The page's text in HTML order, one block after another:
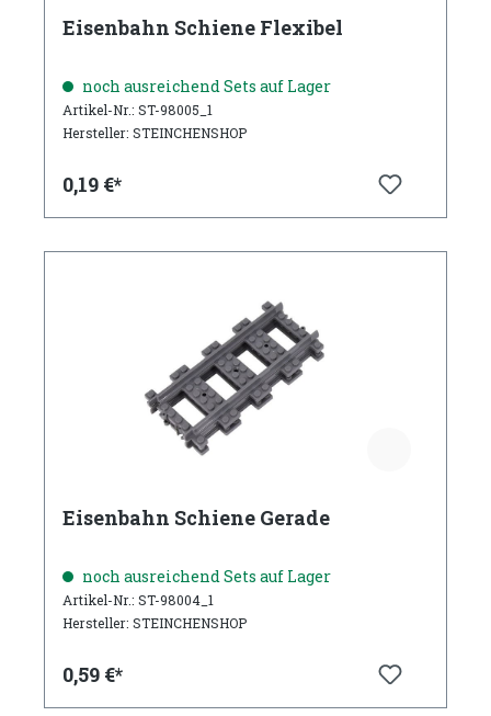
Eisenbahn Schiene Flexibel
noch ausreichend Sets auf Lager
Artikel-Nr.: ST-98005_1
Hersteller: STEINCHENSHOP
0,19 €*
Eisenbahn Schiene Gerade
noch ausreichend Sets auf Lager
Artikel-Nr.: ST-98004_1
Hersteller: STEINCHENSHOP
0,59 €*